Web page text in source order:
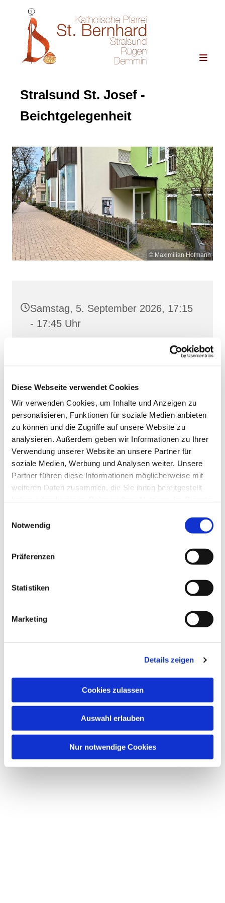
Diese Webseite verwendet Cookies
Wir verwenden Cookies, um Inhalte und Anzeigen zu
personalisieren, Funktionen für soziale Medien anbieten
zu können und die Zugriffe auf unsere Website zu
analysieren. Außerdem geben wir Informationen zu Ihrer
Verwendung unserer Website an unsere Partner für
soziale Medien, Werbung und Analysen weiter. Unsere
Partner führen diese Informationen möglicherweise mit
weiteren Daten zusammen, die Sie ihnen bereitgestellt
Notwendig
Präferenzen
Statistiken
Marketing
Details zeigen
Cookies zulassen
Auswahl erlauben
Nur notwendige Cookies
Stralsund St. Josef -
Beichtgelegenheit
© Maximilian Hofmann
Samstag, 5. September 2026, 17:15
- 17:45 Uhr
St. Josef, Stralsund, Jungfernstieg
3A, 18437 Stralsund